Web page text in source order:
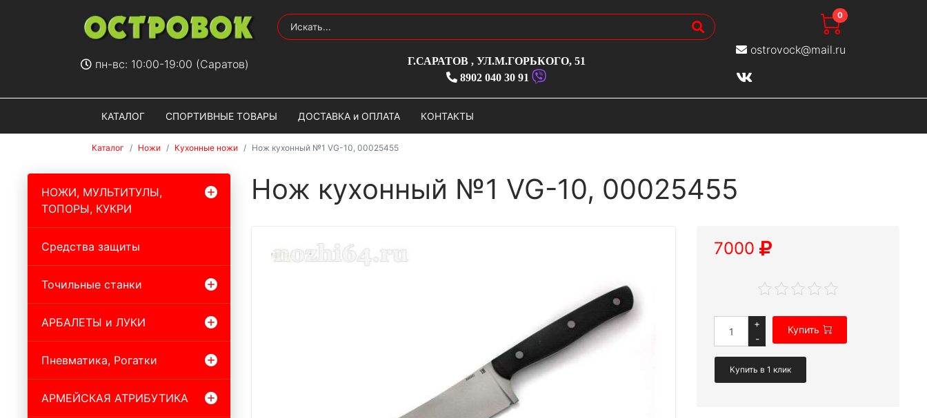
0
пн-вс: 10:00-19:00 (Саратов) Г.САРАТОВ ,УЛ.М.ГОРЬКОГО, 51
8902 040 30 91
ostrovock@mail.ru
КАТАЛОГ СПОРТИВНЫЕ ТОВАРЫ ДОСТАВКА и ОПЛАТА КОНТАКТЫ
Каталог Ножи Кухонные ножи Нож кухонный №1 VG-10, 00025455
НОЖИ, МУЛЬТИТУЛЫ,
ТОПОРЫ, КУКРИ
Средства защиты
Точильные станки
АРБАЛЕТЫ и ЛУКИ
Пневматика, Рогатки
АРМЕЙСКАЯ АТРИБУТИКА
Нож кухонный №1 VG-10, 00025455
7000
+
-
Купить
Купить в 1 клик